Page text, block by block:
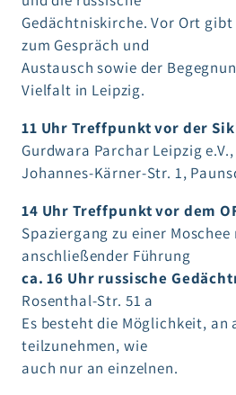
Gedächtniskirche. Vor Ort
zum Gespräch und
Austausch sowie der
Vielfalt in Leipzig.
11 Uhr Treffpunkt vor der
Gurdwara Parchar Leipzig e.V.,
Johannes-Kärner-Str. 1,
14 Uhr Treffpunkt vor dem
Spaziergang zu einer Moschee
anschließender Führung
ca. 16 Uhr russische
Rosenthal-Str. 51 a
Es besteht die Möglichkeit, an
teilzunehmen, wie
auch nur an einzelnen.